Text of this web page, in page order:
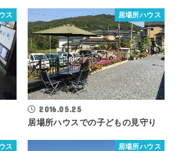
ス 居場所ハウス
2016.05.25
居場所ハウスでの子どもの見守り
ス 居場所ハウス